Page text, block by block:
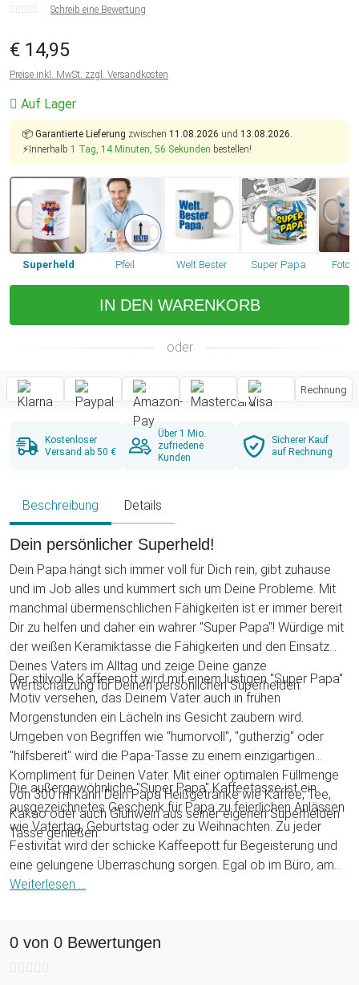
Schreib eine Bewertung
€ 14,95
Preise inkl. MwSt. zzgl. Versandkosten
Auf Lager
📦 Garantierte Lieferung zwischen 11.08.2026 und 13.08.2026.
⚡Innerhalb 1 Tag, 14 Minuten, 55 Sekunden bestellen!
Superheld Pfeil Welt Bester Super Papa Foto
IN DEN WARENKORB
oder
Rechnung
Kostenloser
Versand ab 50 €
Über 1 Mio.
zufriedene
Kunden
Sicherer Kauf
auf Rechnung
Beschreibung Details
Dein persönlicher Superheld!
Dein Papa hängt sich immer voll für Dich rein, gibt zuhause
und im Job alles und kümmert sich um Deine Probleme. Mit
manchmal übermenschlichen Fähigkeiten ist er immer bereit
Dir zu helfen und daher ein wahrer "Super Papa"! Würdige mit
der weißen Keramiktasse die Fähigkeiten und den Einsatz
Deines Vaters im Alltag und zeige Deine ganze
Wertschätzung für Deinen persönlichen Superhelden.
Der stilvolle Kaffeepott wird mit einem lustigen "Super Papa"
Motiv versehen, das Deinem Vater auch in frühen
Morgenstunden ein Lächeln ins Gesicht zaubern wird.
Umgeben von Begriffen wie "humorvoll", "gutherzig" oder
"hilfsbereit" wird die Papa-Tasse zu einem einzigartigen
Kompliment für Deinen Vater. Mit einer optimalen Füllmenge
von 300 ml kann Dein Papa Heißgetränke wie Kaffee, Tee,
Kakao oder auch Glühwein aus seiner eigenen Superhelden
Tasse genießen.
Die außergewöhnliche "Super Papa" Kaffeetasse ist ein
ausgezeichnetes Geschenk für Papa zu feierlichen Anlässen
wie Vatertag, Geburtstag oder zu Weihnachten. Zu jeder
Festivität wird der schicke Kaffeepott für Begeisterung und
eine gelungene Überraschung sorgen. Egal ob im Büro, am
Frühstückstisch oder zur Kaffeezeit: Mit diesem
Weiterlesen ...
0 von 0 Bewertungen